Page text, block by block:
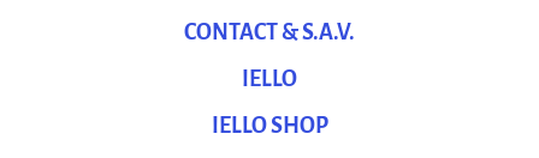
CONTACT & S.A.V.
IELLO
IELLO SHOP